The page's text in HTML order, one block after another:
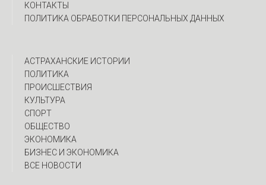
КОНТАКТЫ
ПОЛИТИКА ОБРАБОТКИ ПЕРСОНАЛЬНЫХ ДАННЫХ
АСТРАХАНСКИЕ ИСТОРИИ
ПОЛИТИКА
ПРОИСШЕСТВИЯ
КУЛЬТУРА
СПОРТ
ОБЩЕСТВО
ЭКОНОМИКА
БИЗНЕС И ЭКОНОМИКА
ВСЕ НОВОСТИ